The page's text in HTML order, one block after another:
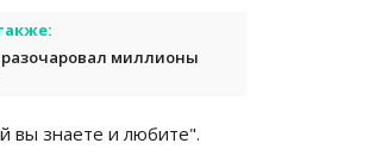
разочаровал миллионы
вы знаете и любите".